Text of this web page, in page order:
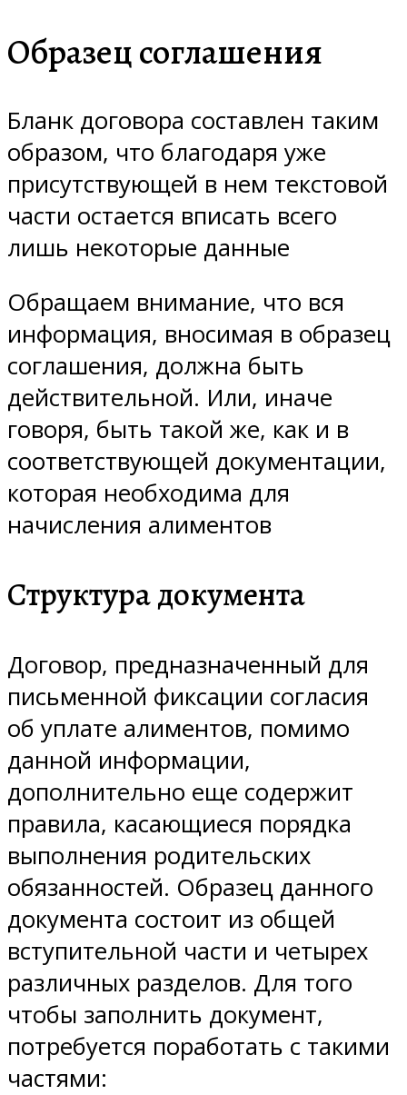
Образец соглашения
Бланк договора составлен таким
образом, что благодаря уже
присутствующей в нем текстовой
части остается вписать всего
лишь некоторые данные
Обращаем внимание, что вся
информация, вносимая в образец
соглашения, должна быть
действительной. Или, иначе
говоря, быть такой же, как и в
соответствующей документации,
которая необходима для
начисления алиментов
Структура документа
Договор, предназначенный для
письменной фиксации согласия
об уплате алиментов, помимо
данной информации,
дополнительно еще содержит
правила, касающиеся порядка
выполнения родительских
обязанностей. Образец данного
документа состоит из общей
вступительной части и четырех
различных разделов. Для того
чтобы заполнить документ,
потребуется поработать с такими
частями: